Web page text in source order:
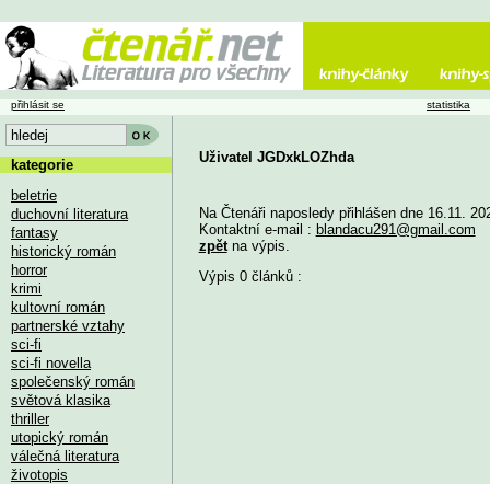
Uživatel JGDxkLOZhda
Na Čtenáři naposledy přihlášen dne 16.11.
Kontaktní e-mail : blandacu291@gmail.com
zpětna výpis.
Výpis 0 článků :
přihlásit se statistika
kategorie
beletrie
duchovní literatura
fantasy
historický román
horror
krimi
kultovní román
partnerské vztahy
sci-fi
sci-fi novella
společenský román
světová klasika
thriller
utopický román
válečná literatura
životopis